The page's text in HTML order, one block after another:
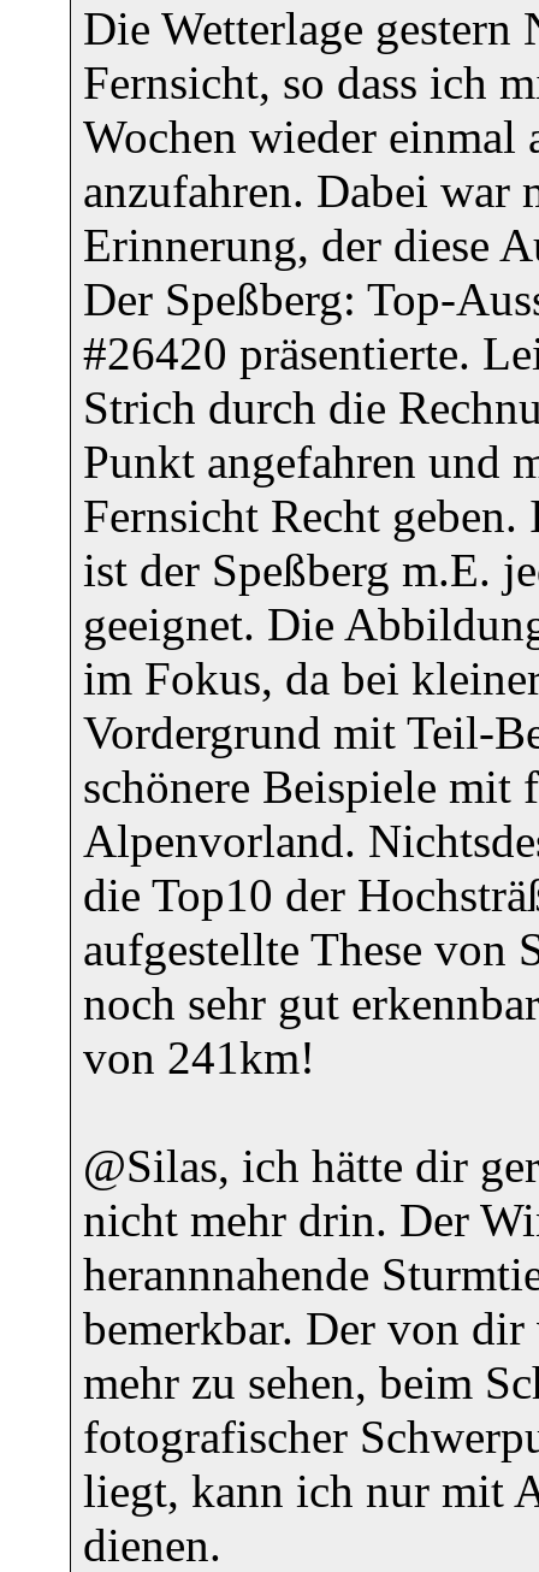
Die Wetterlage gestern
Fernsicht, so dass ich
Wochen wieder einmal
anzufahren. Dabei war
Erinnerung, der diese
Der Speßberg: Top-
#26420 präsentierte.
Strich durch die
Punkt angefahren und
Fernsicht Recht
ist der Speßberg m.E.
geeignet. Die
im Fokus, da bei
Vordergrund mit Teil-
schönere Beispiele mit
Alpenvorland.
die Top10 der
aufgestellte These von
noch sehr gut
von 241km!
@Silas, ich hätte dir
nicht mehr drin. Der
herannnahende
bemerkbar. Der von
mehr zu sehen, beim
fotografischer
liegt, kann ich nur mit
dienen.